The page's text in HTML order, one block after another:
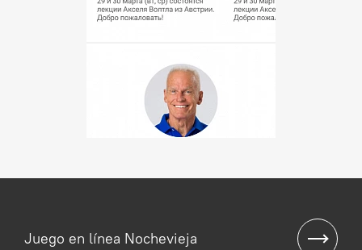
Juego en línea Nochevieja